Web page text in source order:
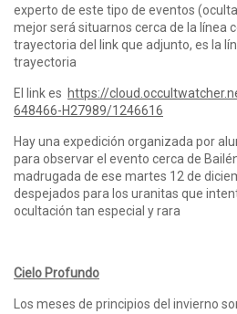
experto de este tipo de eventos
mejor será situarnos cerca de la línea
trayectoria del link que adjunto, es la
trayectoria
El link es https://
648466-H27989/1246616
Hay una expedición organizada por
para observar el evento cerca de
madrugada de ese martes 12 de
despejados para los uranitas que
ocultación tan especial y rara
Cielo Profundo
Los meses de principios del invierno